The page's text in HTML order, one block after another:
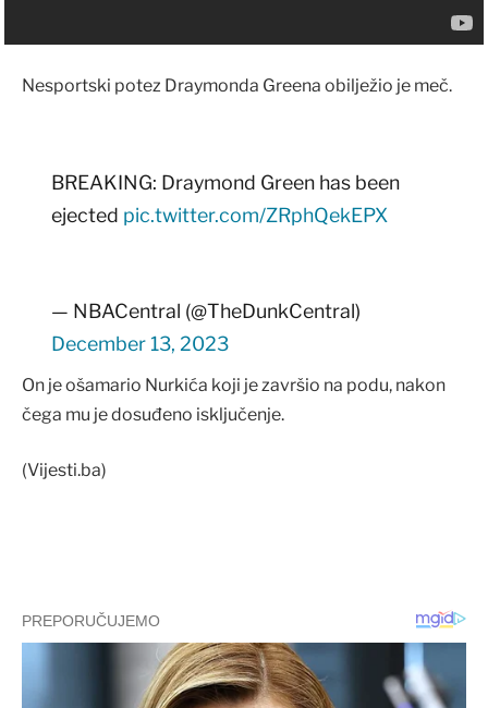
Nesportski potez Draymonda Greena obilježio je meč.
BREAKING: Draymond Green has been
ejected pic.twitter.com/ZRphQekEPX
— NBACentral (@TheDunkCentral)
December 13, 2023
On je ošamario Nurkića koji je završio na podu, nakon
čega mu je dosuđeno isključenje.
(Vijesti.ba)